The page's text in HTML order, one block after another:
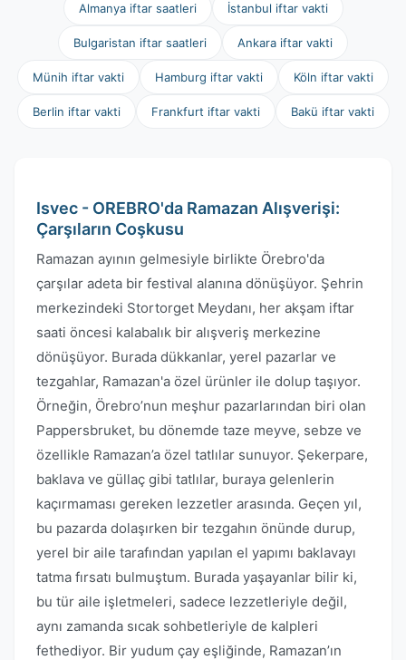
Almanya iftar saatleri İstanbul iftar vakti
Bulgaristan iftar saatleri Ankara iftar vakti
Münih iftar vakti Hamburg iftar vakti Köln iftar vakti
Berlin iftar vakti Frankfurt iftar vakti Bakü iftar vakti
Isvec - OREBRO'da Ramazan Alışverişi:
Çarşıların Coşkusu
Ramazan ayının gelmesiyle birlikte Örebro'da
çarşılar adeta bir festival alanına dönüşüyor. Şehrin
merkezindeki Stortorget Meydanı, her akşam iftar
saati öncesi kalabalık bir alışveriş merkezine
dönüşüyor. Burada dükkanlar, yerel pazarlar ve
tezgahlar, Ramazan'a özel ürünler ile dolup taşıyor.
Örneğin, Örebro’nun meşhur pazarlarından biri olan
Pappersbruket, bu dönemde taze meyve, sebze ve
özellikle Ramazan’a özel tatlılar sunuyor. Şekerpare,
baklava ve güllaç gibi tatlılar, buraya gelenlerin
kaçırmaması gereken lezzetler arasında. Geçen yıl,
bu pazarda dolaşırken bir tezgahın önünde durup,
yerel bir aile tarafından yapılan el yapımı baklavayı
tatma fırsatı bulmuştum. Burada yaşayanlar bilir ki,
bu tür aile işletmeleri, sadece lezzetleriyle değil,
aynı zamanda sıcak sohbetleriyle de kalpleri
fethediyor. Bir yudum çay eşliğinde, Ramazan’ın